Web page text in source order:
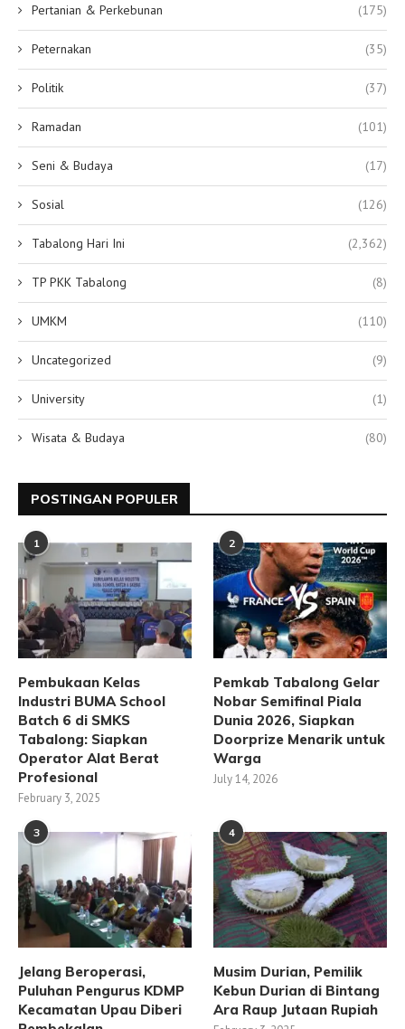
Pertanian & Perkebunan (175)
Peternakan (35)
Politik (37)
Ramadan (101)
Seni & Budaya (17)
Sosial (126)
Tabalong Hari Ini (2,362)
TP PKK Tabalong (8)
UMKM (110)
Uncategorized (9)
University (1)
Wisata & Budaya (80)
POSTINGAN POPULER
1
Pembukaan Kelas
Industri BUMA School
Batch 6 di SMKS
Tabalong: Siapkan
Operator Alat Berat
Profesional
February 3, 2025
2
Pemkab Tabalong Gelar
Nobar Semifinal Piala
Dunia 2026, Siapkan
Doorprize Menarik untuk
Warga
July 14, 2026
3
Jelang Beroperasi,
Puluhan Pengurus KDMP
Kecamatan Upau Diberi
4
Musim Durian, Pemilik
Kebun Durian di Bintang
Ara Raup Jutaan Rupiah